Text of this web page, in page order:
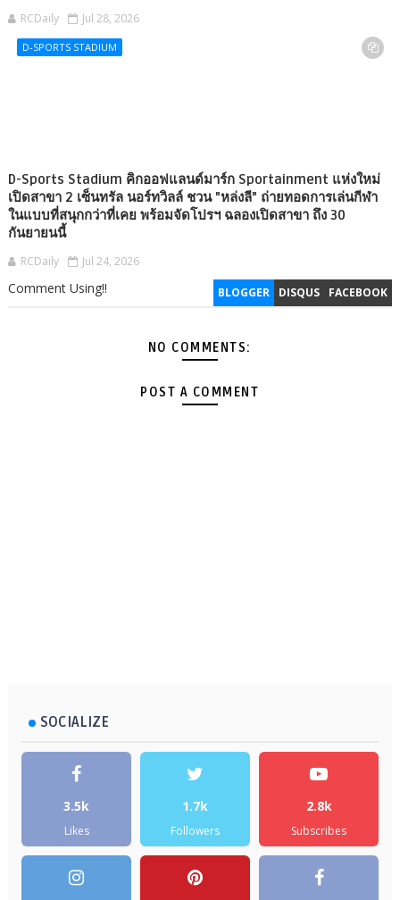
RCDaily Jul 28, 2026
D-SPORTS STADIUM
D-Sports Stadium คิกออฟแลนด์มาร์ก Sportainment แห่งใหม่
เปิดสาขา 2 เซ็นทรัล นอร์ทวิลล์ ชวน "หล่งลี" ถ่ายทอดการเล่นกีฬา
ในแบบที่สนุกกว่าที่เคย พร้อมจัดโปรฯ ฉลองเปิดสาขา ถึง 30
กันยายนนี้
RCDaily Jul 24, 2026
BLOGGER DISQUS FACEBOOK
Comment Using!!
NO COMMENTS:
POST A COMMENT
SOCIALIZE
3.5k
Likes
1.7k
Followers
2.8k
Subscribes